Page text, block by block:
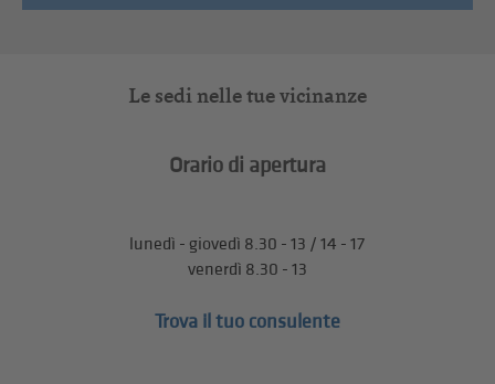
Le sedi nelle tue vicinanze
Orario di apertura
lunedì - giovedì 8.30 - 13 / 14 - 17
venerdì 8.30 - 13
Trova il tuo consulente